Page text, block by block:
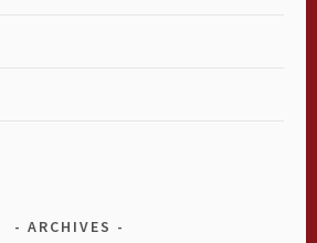
ARCHIVES